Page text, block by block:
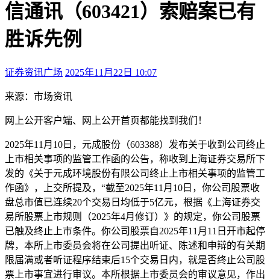
信通讯（603421）索赔案已有
胜诉先例
证券资讯广场 2025年11月22日 10:07
来源：市场资讯
网上公开客户端、 网上公开首页都能找到我们！
2025年11月10日，元成股份（603388）发布关于收到公司终止
上市相关事项的监管工作函的公告，称收到上海证券交易所下
发的《关于元成环境股份有限公司终止上市相关事项的监管工
作函》，上交所提及，“截至2025年11月10日，你公司股票收
盘总市值已连续20个交易日均低于5亿元，根据《上海证券交
易所股票上市规则（2025年4月修订）》的规定，你公司股票
已触及终止上市条件。你公司股票自2025年11月11日开市起停
牌，本所上市委员会将在公司提出听证、陈述和申辩的有关期
限届满或者听证程序结束后15个交易日内，就是否终止公司股
票上市事宜进行审议。本所根据上市委员会的审议意见，作出